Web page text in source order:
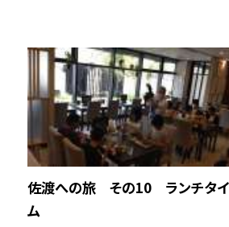
佐渡への旅 その10 ランチタイ
ム